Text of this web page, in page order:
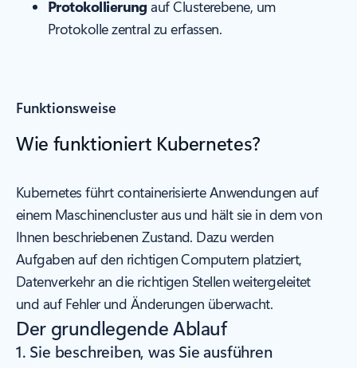
Protokollierung auf Clusterebene, um
Protokolle zentral zu erfassen.
Funktionsweise
Wie funktioniert Kubernetes?
Kubernetes führt containerisierte Anwendungen auf
einem Maschinencluster aus und hält sie in dem von
Ihnen beschriebenen Zustand. Dazu werden
Aufgaben auf den richtigen Computern platziert,
Datenverkehr an die richtigen Stellen weitergeleitet
und auf Fehler und Änderungen überwacht.
Der grundlegende Ablauf
1. Sie beschreiben, was Sie ausführen